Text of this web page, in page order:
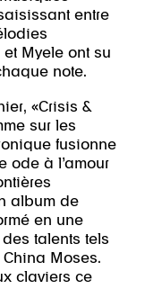
entre
Myele ont su
note.
«Crisis &
sur les
fusionne
ode à l’amour
album de
en une
talents tels
China Moses.
claviers ce